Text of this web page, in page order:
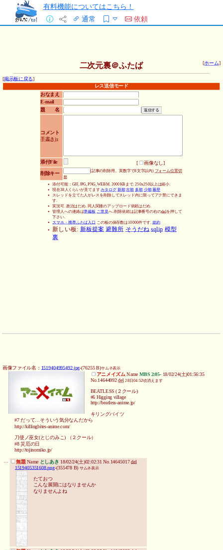
有料機能についてはこちら！
通常
依頼